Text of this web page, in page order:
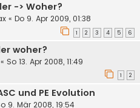
-> Woher?
« Do 9. Apr 2009, 01:38
1 2 3 4 5 6
woher?
« So 13. Apr 2008, 11:49
1 2
und PE Evolution
9. Mär 2008, 19:54